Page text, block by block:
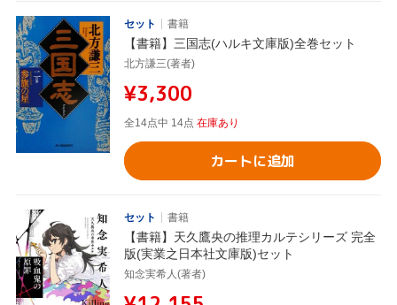
セット 書籍
【書籍】三国志(ハルキ文庫版)全巻セット
北方謙三(著者)
¥3,300
全14点中 14点 在庫あり
カートに追加
セット 書籍
【書籍】天久鷹央の推理カルテシリーズ 完全
版(実業之日本社文庫版)セット
知念実希人(著者)